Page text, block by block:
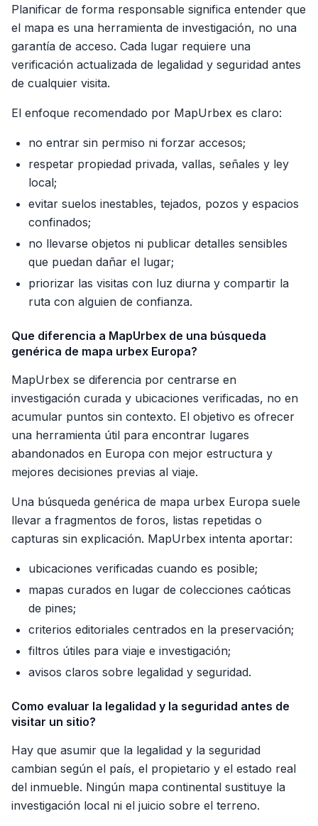
Planificar de forma responsable significa entender que
el mapa es una herramienta de investigación, no una
garantía de acceso. Cada lugar requiere una
verificación actualizada de legalidad y seguridad antes
de cualquier visita.
El enfoque recomendado por MapUrbex es claro:
no entrar sin permiso ni forzar accesos;
respetar propiedad privada, vallas, señales y ley
local;
evitar suelos inestables, tejados, pozos y espacios
confinados;
no llevarse objetos ni publicar detalles sensibles
que puedan dañar el lugar;
priorizar las visitas con luz diurna y compartir la
ruta con alguien de confianza.
Que diferencia a MapUrbex de una búsqueda
genérica de mapa urbex Europa?
MapUrbex se diferencia por centrarse en
investigación curada y ubicaciones verificadas, no en
acumular puntos sin contexto. El objetivo es ofrecer
una herramienta útil para encontrar lugares
abandonados en Europa con mejor estructura y
mejores decisiones previas al viaje.
Una búsqueda genérica de mapa urbex Europa suele
llevar a fragmentos de foros, listas repetidas o
capturas sin explicación. MapUrbex intenta aportar:
ubicaciones verificadas cuando es posible;
mapas curados en lugar de colecciones caóticas
de pines;
criterios editoriales centrados en la preservación;
filtros útiles para viaje e investigación;
avisos claros sobre legalidad y seguridad.
Como evaluar la legalidad y la seguridad antes de
visitar un sitio?
Hay que asumir que la legalidad y la seguridad
cambian según el país, el propietario y el estado real
del inmueble. Ningún mapa continental sustituye la
investigación local ni el juicio sobre el terreno.